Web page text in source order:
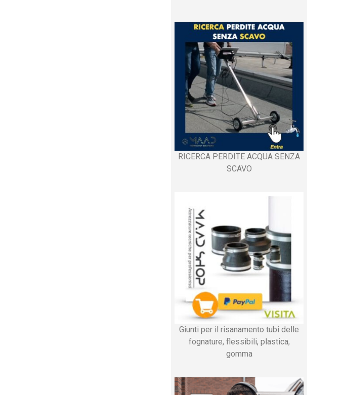
RICERCA PERDITE ACQUA SENZA
SCAVO
Giunti per il risanamento tubi delle
fognature, flessibili, plastica,
gomma